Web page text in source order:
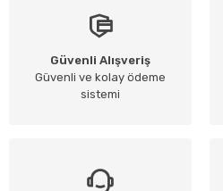
Güvenli Alışveriş
Güvenli ve kolay ödeme
sistemi